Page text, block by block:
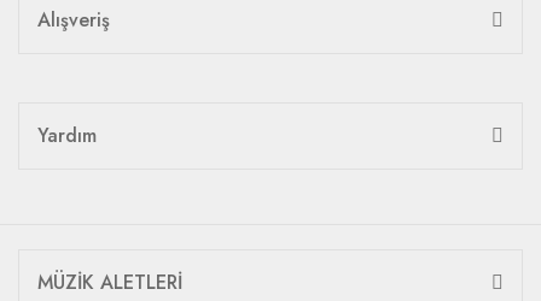
Alışveriş
Yardım
MÜZİK ALETLERİ